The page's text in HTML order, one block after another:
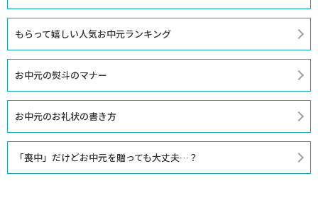
もらって嬉しい人気お中元ランキング
お中元の熨斗のマナー
お中元のお礼状の書き方
「喪中」だけどお中元を贈っても大丈夫…？